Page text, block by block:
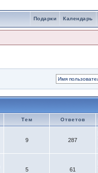
Календарь
Подарки
Тем Ответов
9 287
5 61